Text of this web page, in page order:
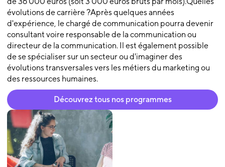
évolutions de carrière ?Après quelques années
d'expérience, le chargé de communication pourra devenir
consultant voire responsable de la communication ou
directeur de la communication. Il est également possible
de se spécialiser sur un secteur ou d'imaginer des
évolutions transversales vers les métiers du marketing ou
des ressources humaines.
Découvrez tous nos programmes